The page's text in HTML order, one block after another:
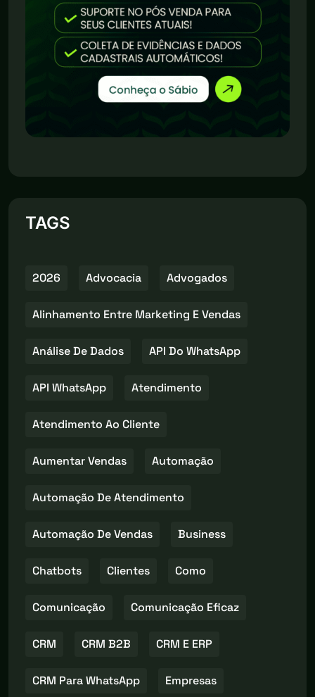
TAGS
2026 Advocacia Advogados
Alinhamento Entre Marketing E Vendas
Análise De Dados API Do WhatsApp
API WhatsApp Atendimento
Atendimento Ao Cliente
Aumentar Vendas Automação
Automação De Atendimento
Automação De Vendas Business
Chatbots Clientes Como
Comunicação Comunicação Eficaz
CRM CRM B2B CRM E ERP
CRM Para WhatsApp Empresas